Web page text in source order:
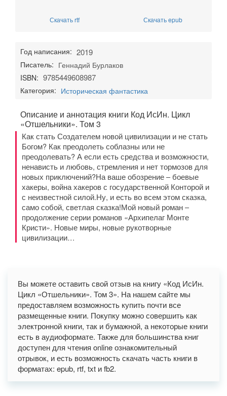
Скачать rtf Скачать epub
Год написания: 2019
Писатель: Геннадий Бурлаков
ISBN: 9785449608987
Категория: Историческая фантастика
Описание и аннотация книги Код ИсИн. Цикл
«Отшельники». Том 3
Как стать Создателем новой цивилизации и не стать
Богом? Как преодолеть соблазны или не
преодолевать? А если есть средства и возможности,
ненависть и любовь, стремления и нет тормозов для
новых приключений?На ваше обозрение – боевые
хакеры, война хакеров с государственной Конторой и
с неизвестной силой.Ну, и есть во всем этом сказка,
само собой, светлая сказка!Мой новый роман –
продолжение серии романов «Архипелаг Монте
Кристи». Новые миры, новые рукотворные
цивилизации…
Вы можете оставить свой отзыв на книгу «Код ИсИн.
Цикл «Отшельники». Том 3». На нашем сайте мы
предоставляем возможность купить почти все
размещенные книги. Покупку можно совершить как
электронной книги, так и бумажной, а некоторые книги
есть в аудиоформате. Также для большинства книг
доступен для чтения online ознакомительный
отрывок, и есть возможность скачать часть книги в
форматах: epub, rtf, txt и fb2.